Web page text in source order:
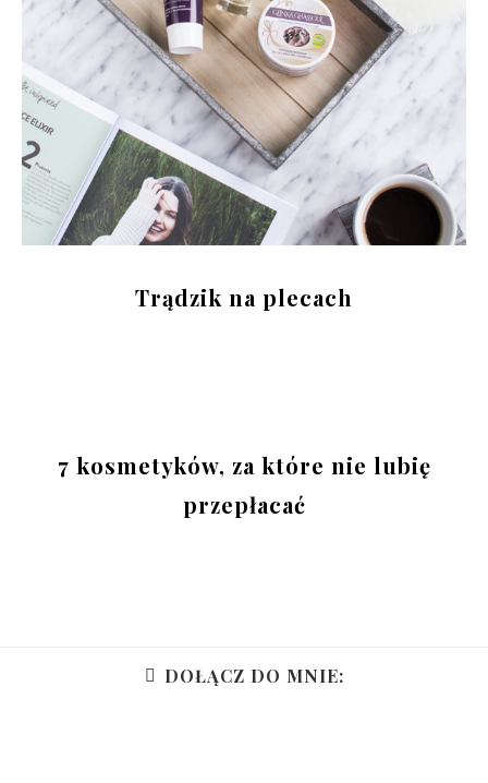
Trądzik na plecach
7 kosmetyków, za które nie lubię
przepłacać
DOŁĄCZ DO MNIE: